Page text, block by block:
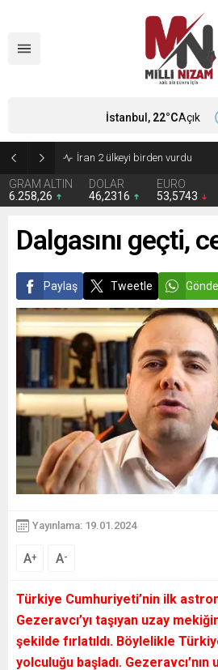
İran 2 ülkeyi birden vurdu
GRAM ALTIN
6.258,26
DOLAR
46,2316
EURO
53,5743
İstanbul, 22°CAçık
Dalgasını geçti,
Paylaş Tweetle
Yayınlama: 19.01.2024
A+ A-
Türkiye Cumhuriyeti’nin ilk
Gezeravcı’yı taşıyan uzay
şekilde fırlatıldı. Böylelikle
yolculuğu başladı.